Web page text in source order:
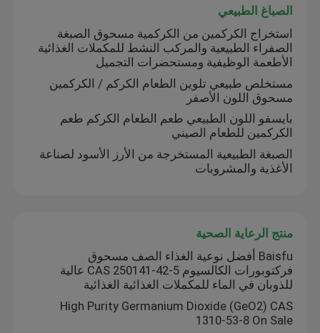
الصباغ الطبيعي
استخراج الكركمين من الكركمية مسحوق الصبغة
الصفراء الطبيعية والمركب النشط للمكملات الغذائية
الأطعمة الوظيفية ومستحضرات التجميل
مستخلص طبيعي تلوين الطعام الكركم / الكركمين
مسحوق اللون الأصفر
بايسفو اللون الطبيعي طعم الطعام الكركم طعم
الكركمين للطعام الصيني
الصبغة الطبيعية المستخرجة من الأرز الأسود لصناعة
الأغذية والمشروبات
منتج الرعاية الصحية
Baisfu أفضل نوعية الغذاء الصف مسحوق
فركتوبورات الكالسيوم CAS 250141-42-5 عالية
للذوبان في الماء للمكملات الغذائية الغذائية
High Purity Germanium Dioxide (GeO2) CAS
1310-53-8 On Sale